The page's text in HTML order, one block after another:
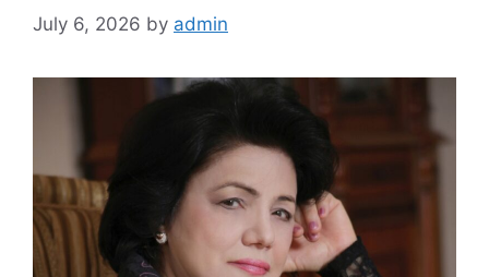
July 6, 2026 by admin